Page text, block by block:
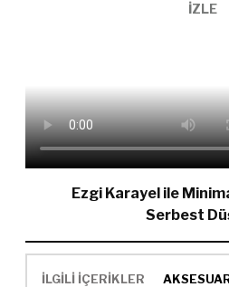
İZLE
Ezgi Karayel ile
Serbest
İLGİLİ İÇERİKLER